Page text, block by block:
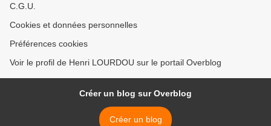
C.G.U.
Cookies et données personnelles
Préférences cookies
Voir le profil de Henri LOURDOU sur le portail Overblog
Créer un blog sur Overblog
Créer un blog